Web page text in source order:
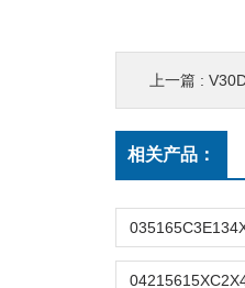
上一篇 : V30D-
相关产品：